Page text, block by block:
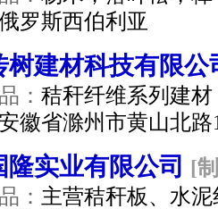
罗斯西伯利亚
树建材科技有限公
： 秸秆纤维系列建材
安徽省滁州市黄山北路
隆实业有限公司 [
： 主营秸秆板、水